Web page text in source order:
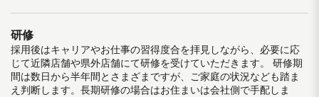
研修
採用後はキャリアやお仕事の習得度合を拝見しながら、必要に応
じて近隣店舗や県外店舗にて研修を受けていただきます。 研修期
間は数日から半年間とさまざまですが、ご家庭の状況なども踏ま
え判断します。長期研修の場合はお住まいは会社側で手配しま